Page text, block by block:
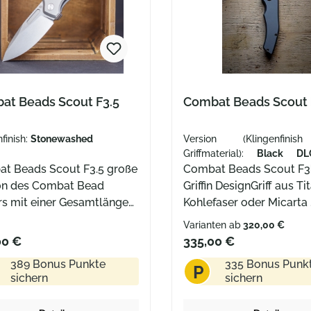
Beads Scout F3.5
Stonewashed
Beads Scout F3.5 große
des Combat Bead
mit einer Gesamtlänge
Stahlmit verdeckter
ÖseMit einer
von 21,6 cm ist
Beads Scout F3.5
€
389 Bonus Punkte
sichern
Combat Beads Scout
Version
Griffmaterial):
Black
Stonewash
Combat Beads Scout
Griffin DesignGriff aus
Kohlefaser oder Micarta
InlayDropPoint-Klinge
M390inklusive
Box,
Aufnäher, Aufkleber,
Reinigungstuch und
Varianten ab320,00 €
335,00 €
P
335 Bonus
sichern